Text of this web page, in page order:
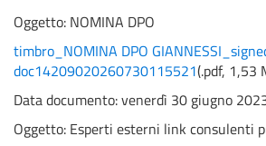
Oggetto: NOMINA DPO
timbro_NOMINA DPO
doc14209020260730115521(.pdf, 1,53
Data documento: venerdì 30 giugno
Oggetto: Esperti esterni link consulenti